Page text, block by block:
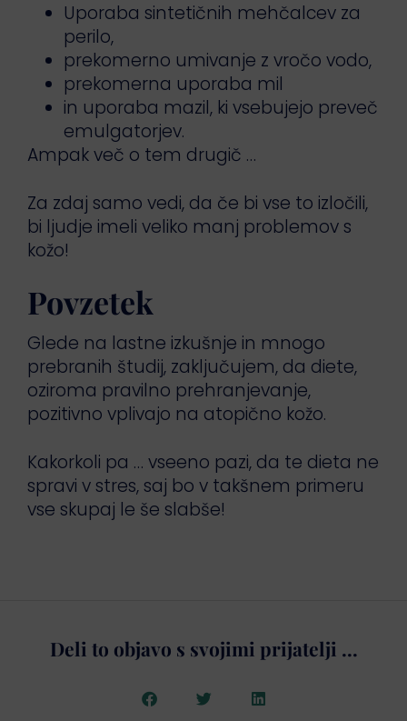
Uporaba sintetičnih mehčalcev za
perilo,
prekomerno umivanje z vročo vodo,
prekomerna uporaba mil
in uporaba mazil, ki vsebujejo preveč
emulgatorjev.
Ampak več o tem drugič …
Za zdaj samo vedi, da če bi vse to izločili,
bi ljudje imeli veliko manj problemov s
kožo!
Povzetek
Glede na lastne izkušnje in mnogo
prebranih študij, zaključujem, da diete,
oziroma pravilno prehranjevanje,
pozitivno vplivajo na atopično kožo.
Kakorkoli pa … vseeno pazi, da te dieta ne
spravi v stres, saj bo v takšnem primeru
vse skupaj le še slabše!
Deli to objavo s svojimi prijatelji ...